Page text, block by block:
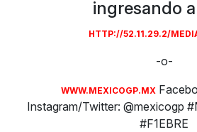
ingresando
HTTP://52.11.29.2/
-o-
WWW.MEXICOGP.MX
Instagram/Twitter: @mexicogp
#F1EBRE